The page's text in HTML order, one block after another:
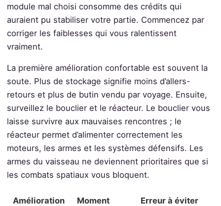
module mal choisi consomme des crédits qui
auraient pu stabiliser votre partie. Commencez par
corriger les faiblesses qui vous ralentissent
vraiment.
La première amélioration confortable est souvent la
soute. Plus de stockage signifie moins d’allers-
retours et plus de butin vendu par voyage. Ensuite,
surveillez le bouclier et le réacteur. Le bouclier vous
laisse survivre aux mauvaises rencontres ; le
réacteur permet d’alimenter correctement les
moteurs, les armes et les systèmes défensifs. Les
armes du vaisseau ne deviennent prioritaires que si
les combats spatiaux vous bloquent.
Amélioration
Moment
Erreur à éviter